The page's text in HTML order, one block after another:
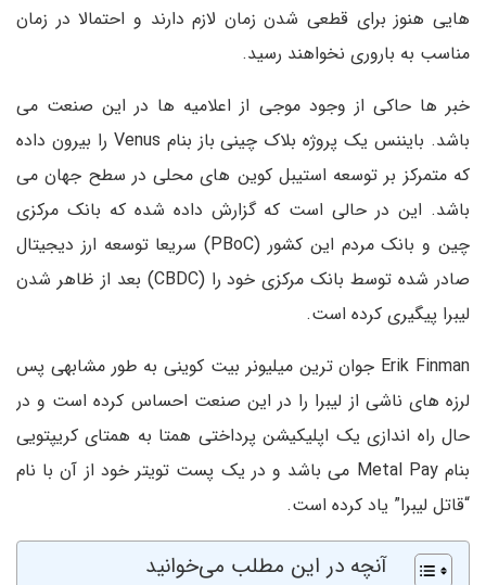
هایی هنوز برای قطعی شدن زمان لازم دارند و احتمالا در زمان
مناسب به باروری نخواهند رسید.
خبر ها حاکی از وجود موجی از اعلامیه ها در این صنعت می
باشد. بایننس یک پروژه بلاک چینی باز بنام Venus را بیرون داده
که متمرکز بر توسعه استیبل کوین های محلی در سطح جهان می
باشد. این در حالی است که گزارش داده شده که بانک مرکزی
چین و بانک مردم این کشور (PBoC) سریعا توسعه ارز دیجیتال
صادر شده توسط بانک مرکزی خود را (CBDC) بعد از ظاهر شدن
لیبرا پیگیری کرده است.
Erik Finman جوان ترین میلیونر بیت کوینی به طور مشابهی پس
لرزه های ناشی از لیبرا را در این صنعت احساس کرده است و در
حال راه اندازی یک اپلیکیشن پرداختی همتا به همتای کریپتویی
بنام Metal Pay می باشد و در یک پست تویتر خود از آن با نام
“قاتل لیبرا” یاد کرده است.
آنچه در این مطلب می‌خوانید